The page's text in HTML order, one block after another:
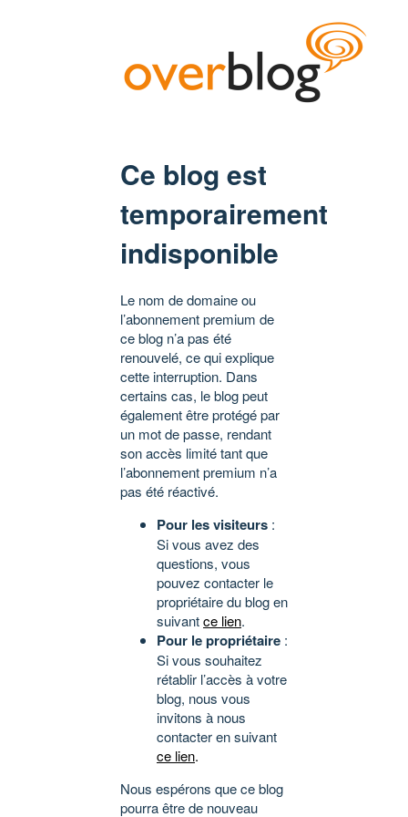
Ce blog est
temporairement
indisponible
Le nom de domaine ou
l’abonnement premium de
ce blog n’a pas été
renouvelé, ce qui explique
cette interruption. Dans
certains cas, le blog peut
également être protégé par
un mot de passe, rendant
son accès limité tant que
l’abonnement premium n’a
pas été réactivé.
Pour les visiteurs :
Si vous avez des
questions, vous
pouvez contacter le
propriétaire du blog en
suivantce lien.
Pour le propriétaire :
Si vous souhaitez
rétablir l’accès à votre
blog, nous vous
invitons à nous
contacter en suivant
ce lien.
Nous espérons que ce blog
pourra être de nouveau